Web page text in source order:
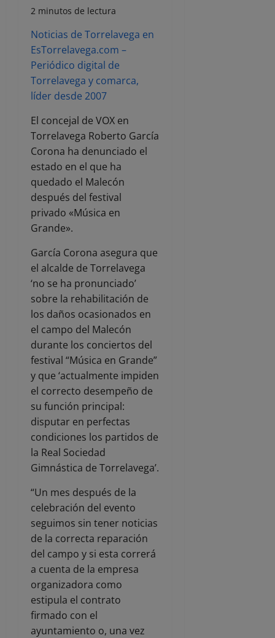
2 minutos de lectura
Noticias de Torrelavega en
EsTorrelavega.com –
Periódico digital de
Torrelavega y comarca,
líder desde 2007
El concejal de VOX en
Torrelavega Roberto García
Corona ha denunciado el
estado en el que ha
quedado el Malecón
después del festival
privado «Música en
Grande».
García Corona asegura que
el alcalde de Torrelavega
‘no se ha pronunciado’
sobre la rehabilitación de
los daños ocasionados en
el campo del Malecón
durante los conciertos del
festival “Música en Grande”
y que ‘actualmente impiden
el correcto desempeño de
su función principal:
disputar en perfectas
condiciones los partidos de
la Real Sociedad
Gimnástica de Torrelavega’.
“Un mes después de la
celebración del evento
seguimos sin tener noticias
de la correcta reparación
del campo y si esta correrá
a cuenta de la empresa
organizadora como
estipula el contrato
firmado con el
ayuntamiento o, una vez